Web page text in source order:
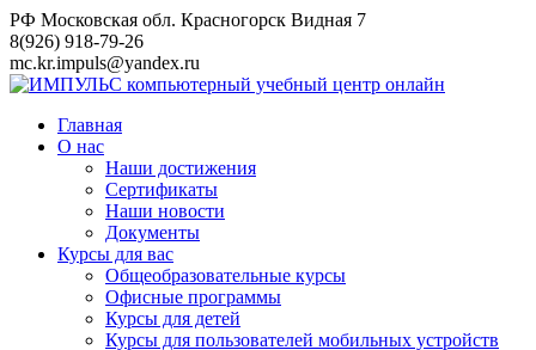
Перейти
к
контенту
РФ Московская обл. Красногорск Видная 7
8(926) 918-79-26
mc.kr.impuls@yandex.ru
Главная
О нас
Наши достижения
Сертификаты
Наши новости
Документы
Курсы для вас
Общеобразовательные курсы
Офисные программы
Курсы для детей
Курсы для пользователей мобильных устройств